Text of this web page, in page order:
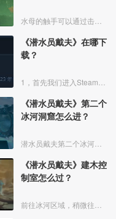
《潜水员戴夫》在哪下
载？
《潜水员戴夫》第二个
冰河洞窟怎么进？
《潜水员戴夫》建木控
制室怎么过？